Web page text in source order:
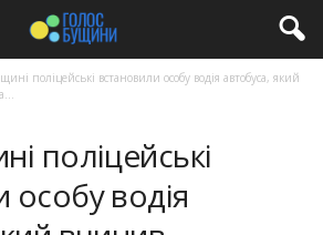
поліцейські встановили особу водія автобуса, який
поліцейські
особу водія